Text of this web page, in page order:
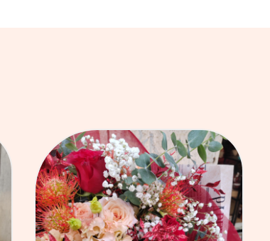
AGGIUNGI AL CARRELLO